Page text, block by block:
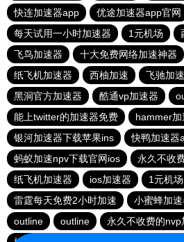
快连加速器app
优途加速器app官网
每天试用一小时加速器
1元机场
飞鸟加速器
十大免费网络加速神器
纸飞机加速器
西柚加速
飞驰加
黑洞官方加速器
酷通vp加速器
能上twitter的加速器免费
hammer加
银河加速器下载苹果ins
快鸭加速器
蚂蚁加速npv下载官网ios
永久不收
纸飞机加速器
ios加速器 1元机场
雷霆每天免费2小时加速
小蜜蜂加速
outline
outline 永久不收费的nvp